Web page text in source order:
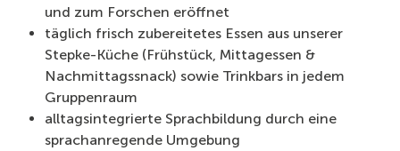
und zum Forschen eröffnet
täglich frisch zubereitetes Essen aus unserer
Stepke-Küche (Frühstück, Mittagessen &
Nachmittagssnack) sowie Trinkbars in jedem
Gruppenraum
alltagsintegrierte Sprachbildung durch eine
sprachanregende Umgebung